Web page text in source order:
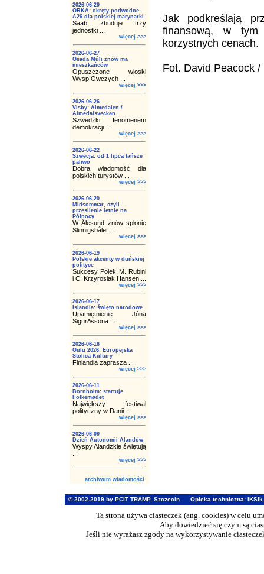
2026-06-29
ORKA: okręty podwodne
A26 dla polskiej marynarki
Saab zbuduje trzy
jednostki ...
więcej >>>
2026-06-27
Osada Múli znów ma
mieszkańców
Opuszczone wioski
Wysp Owczych ...
więcej >>>
2026-06-26
Visby: Almedalen /
Almedalsveckan
Szwedzki fenomenem
demokracji ...
więcej >>>
2026-06-22
Szwecja: od 1 lipca tańsze
paliwo
Dobra wiadomość dla
polskich turystów ...
więcej >>>
2026-06-20
Midsommar, czyli
przesilenie letnie na
Północy
W Ålesund znów spłonie
Slinnigsbålet ...
więcej >>>
2026-06-19
Polskie akcenty w duńskiej
polityce
Sukcesy Polek M. Rubini
i C. Krzyrosiak Hansen ...
więcej >>>
2026-06-17
Islandia: święto narodowe
Upamiętnienie Jóna
Sigurðssona ...
więcej >>>
2026-06-16
Oulu 2026: Europejska
Stolica Kultury
Finlandia zaprasza ...
więcej >>>
2026-06-11
Bornholm: startuje
Folkemødet
Największy festiwal
polityczny w Danii ...
więcej >>>
2026-06-09
Dzień Autonomii Alandów
Wyspy Alandzkie świętują
więcej >>>
archiwum wiadomości
Jak podkreślają
finansową, w tym
korzystnych cenach.
Fot. David Peacock /
© 2002-2019 by PCIT TRAMP, Szczecin Opieka techniczna:
Ta strona używa ciasteczek (ang. cookies) w celu
Aby dowiedzieć się czym są
Jeśli nie wyrażasz zgody na wykorzystywanie